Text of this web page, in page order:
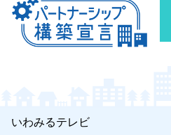
いわみるテレビ